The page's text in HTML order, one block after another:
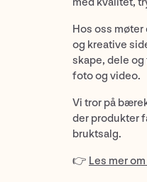
Hos oss
og kreative
skape, dele
foto og video.
Vi tror på
der produkter
bruktsalg.
👉 Les mer